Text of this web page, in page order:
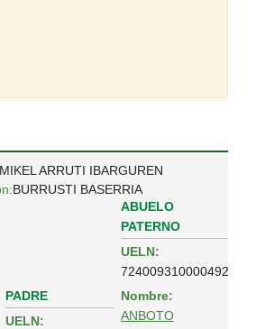
ARRUTI IBARGUREN
BURRUSTI BASERRIA
PADRE
UELN:
ABUELO
PATERNO
UELN:
724009310000492
Nombre:
ANBOTO